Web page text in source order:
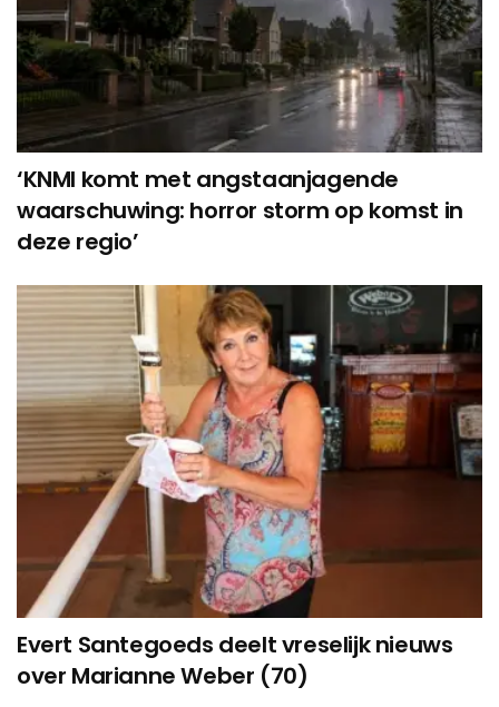
‘KNMI komt met angstaanjagende
waarschuwing: horror storm op komst in
deze regio’
Evert Santegoeds deelt vreselijk nieuws
over Marianne Weber (70)